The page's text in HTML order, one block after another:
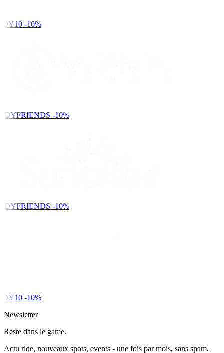
-10%
-10%
-10%
-10%
Newsletter
Reste dans le game.
Actu ride, nouveaux spots, events - une fois par mois, sans spam.